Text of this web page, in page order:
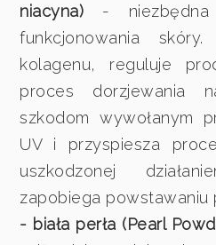
niacyna) - niezbędna
funkcjonowania
kolagenu, reguluje
proces dorzjewania
szkodom wywołanym
UV i przyspiesza
uszkodzonej
zapobiega powstawaniu
- biała perła (Pearl